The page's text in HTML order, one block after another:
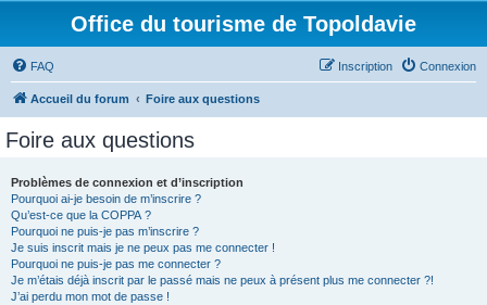
Office du tourisme de Topoldavie
FAQ Connexion
Inscription
Accueil du forum Foire aux questions
Foire aux questions
Problèmes de connexion et d’inscription
Pourquoi ai-je besoin de m’inscrire ?
Qu’est-ce que la COPPA ?
Pourquoi ne puis-je pas m’inscrire ?
Je suis inscrit mais je ne peux pas me connecter !
Pourquoi ne puis-je pas me connecter ?
Je m’étais déjà inscrit par le passé mais ne peux à présent plus me connecter ?!
J’ai perdu mon mot de passe !